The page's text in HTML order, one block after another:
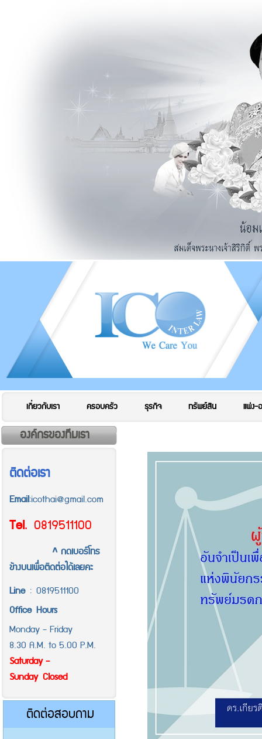
เกี่ยวกับเรา ครอบครัว ธุรกิจ ทรัพย์สิน แพ่ง-
องค์กรของทีมเรา
ติดต่อเรา
Email:icothai@gmail.com
Tel. 0819511100
^ กดเบอร์โทร
ข้างบนเพื่อติดต่อได้เลยคะ
Line: 0819511100
Office Hours
Monday - Friday
8.30 A.M. to 5.00 P.M.
Saturday -
Sunday Closed
ติดต่อสอบถาม